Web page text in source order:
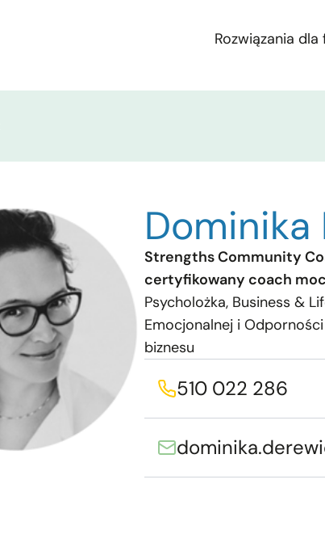
Rozwiązania dla
Dominika
Strengths Community
certyfikowany coach
Psycholożka, Business &
Emocjonalnej i
biznesu
510 022 286